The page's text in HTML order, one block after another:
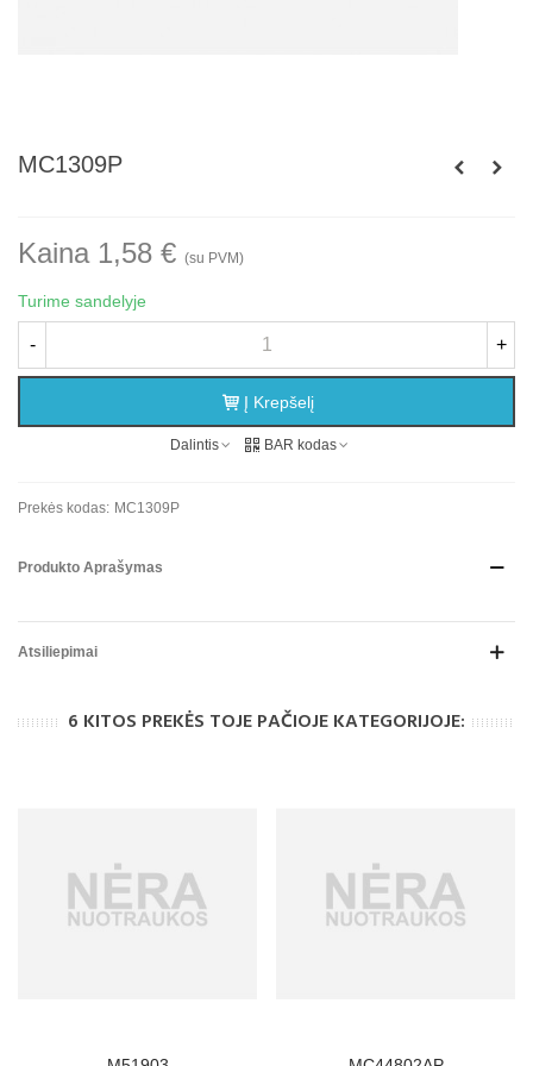
MC1309P
Kaina 1,58 € (su PVM)
Turime sandelyje
- +
Į Krepšelį
Dalintis BAR kodas
Prekės kodas: MC1309P
Produkto Aprašymas
Atsiliepimai
6 KITOS PREKĖS TOJE PAČIOJE KATEGORIJOJE: